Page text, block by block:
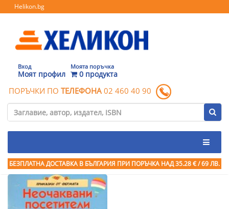
Helikon.bg
Вход
Моят профил
Моята поръчка
0 продукта
ПОРЪЧКИ ПО ТЕЛЕФОНА 02 460 40 90
БЕЗПЛАТНА ДОСТАВКА В БЪЛГАРИЯ ПРИ ПОРЪЧКА НАД 35.28 € / 69 ЛВ.